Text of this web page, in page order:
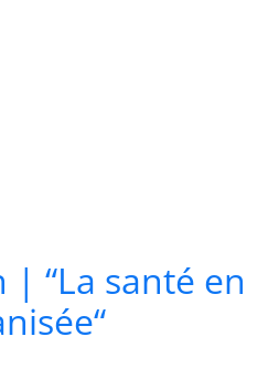
| “La santé en